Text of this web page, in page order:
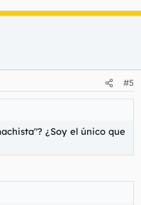
#5
¿Soy el único que